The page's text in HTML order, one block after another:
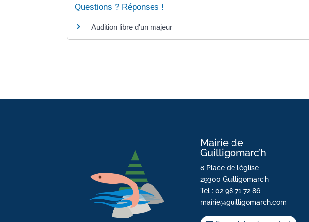
Questions ? Réponses !
Audition libre d'un majeur
Mairie de
Guilligomarc’h
8 Place de l’église
29300 Guilligomarc’h
Tél : 02 98 71 72 86
mairie@guilligomarch.com